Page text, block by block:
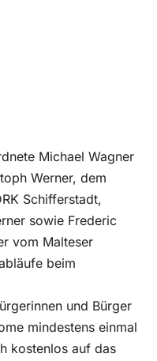
Michael Wagner
Werner, dem
Schifferstadt,
sowie Frederic
vom Malteser
beim
und Bürger
mindestens einmal
kostenlos auf das